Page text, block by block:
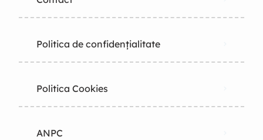
Politica de confidențialitate
Politica Cookies
ANPC